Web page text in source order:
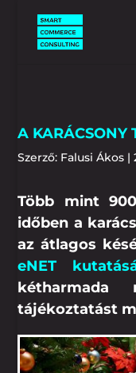
A KARÁCSONY
Szerző: Falusi Ákos |
Több mint
időben a
az átlagos
eNET
kétharmada
tájékoztatást